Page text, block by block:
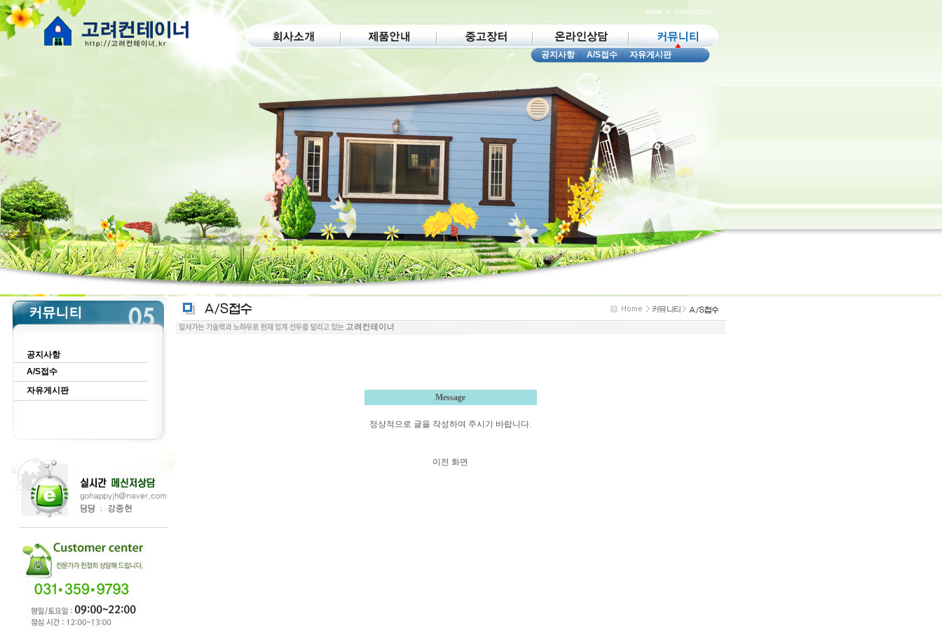
공지사항|A/S접수|자유게시판
공지사항
A/S접수
자유게시판
Message
정상적으로 글을 작성하여 주시기 바랍니다.
이전 화면